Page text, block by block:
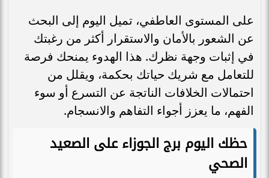
على المستوى العاطفي، تميل اليوم إلى البحث
عن الشعور بالأمان والاستقرار أكثر من رغبتك
في إثبات وجهة نظرك. هذا الهدوء يمنحك فرصة
للتعامل مع شريك حياتك بحكمة، ويقلل من
احتمالات الخلافات الناتجة عن التسرع أو سوء
الفهم، ما يعزز أجواء التفاهم والانسجام.
حظك اليوم برج الجوزاء على الصعيد
الصحي